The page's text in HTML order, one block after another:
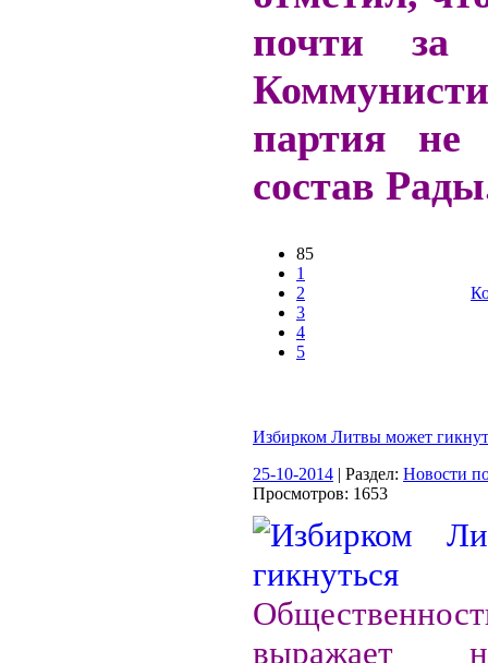
почти за
партия
состав
85
1
2
3
4
5
Избирком Литвы может
25-10-2014 | Раздел: Новости
Просмотров: 1653
выражает